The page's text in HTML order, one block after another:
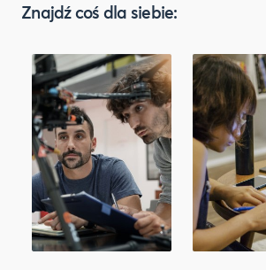
Znajdź coś dla siebie: